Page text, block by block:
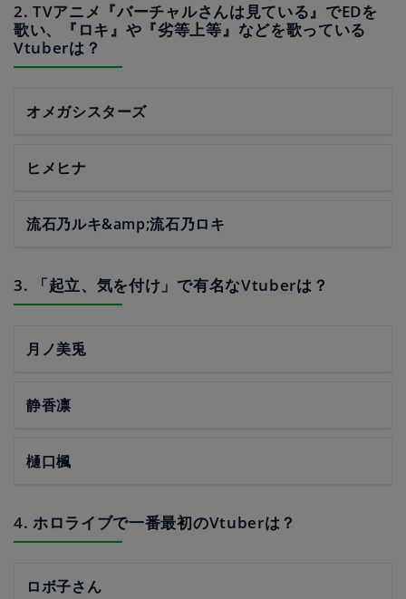
2. TVアニメ『バーチャルさんは見ている』でEDを
歌い、『ロキ』や『劣等上等』などを歌っている
Vtuberは？
オメガシスターズ
ヒメヒナ
流石乃ルキ&amp;流石乃ロキ
3. 「起立、気を付け」で有名なVtuberは？
月ノ美兎
静香凛
樋口楓
4. ホロライブで一番最初のVtuberは？
ロボ子さん